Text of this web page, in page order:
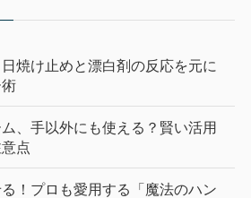
焼け止めと漂白剤の反応を元に
、手以外にも使える？賢い活用
点
！プロも愛用する「魔法のハン